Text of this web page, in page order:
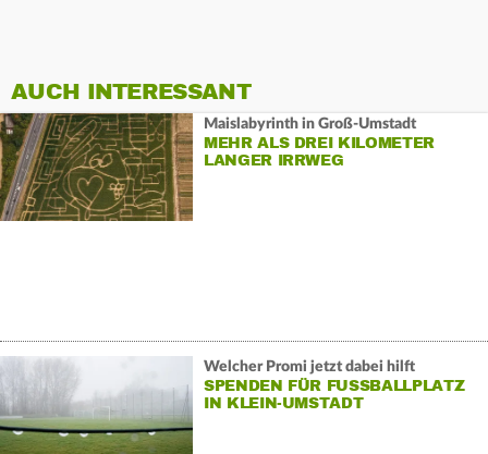
AUCH INTERESSANT
Maislabyrinth in Groß-Umstadt
MEHR ALS DREI KILOMETER
LANGER IRRWEG
Welcher Promi jetzt dabei hilft
SPENDEN FÜR FUSSBALLPLATZ I
N KLEIN-UMSTADT